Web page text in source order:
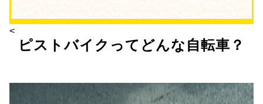
<
ピストバイクってどんな自転車？